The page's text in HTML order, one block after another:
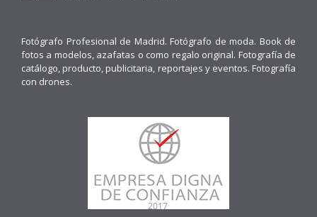
Fotógrafo Profesional de Madrid. Fotógrafo de moda. Book de
fotos a modelos, azafatas o como regalo original. Fotografía de
catálogo, producto, publicitaria, reportajes y eventos. Fotografía
con drones.